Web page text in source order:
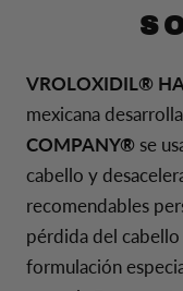
VROLOXIDIL®
mexicana
COMPANY® se
cabello y
recomendables
pérdida del
formulación